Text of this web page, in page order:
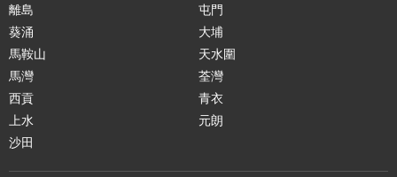
離島
葵涌
馬鞍山
馬灣
西貢
上水
沙田
屯門
大埔
天水圍
荃灣
青衣
元朗